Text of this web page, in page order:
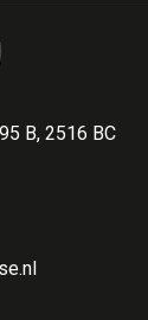
B, 2516 BC